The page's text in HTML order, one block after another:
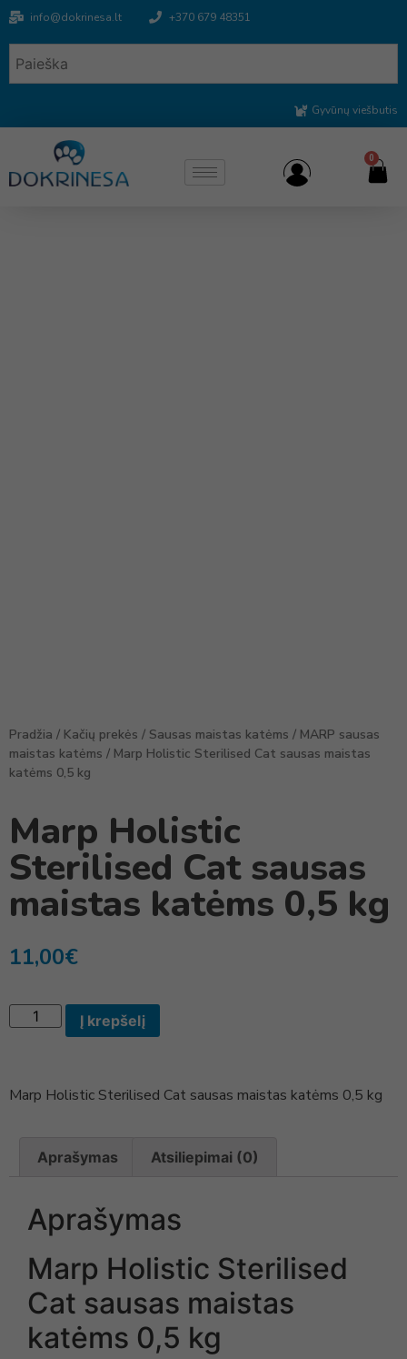
info@dokrinesa.lt +370 679 48351
Gyvūnų viešbutis
0
Pradžia / Kačių prekės / Sausas maistas katėms / MARP sausas
maistas katėms / Marp Holistic Sterilised Cat sausas maistas
katėms 0,5 kg
Marp Holistic
Sterilised Cat sausas
maistas katėms 0,5 kg
11,00€
Į krepšelį
Marp Holistic Sterilised Cat sausas maistas katėms 0,5 kg
Aprašymas Atsiliepimai (0)
Aprašymas
Marp Holistic Sterilised
Cat sausas maistas
katėms 0,5 kg